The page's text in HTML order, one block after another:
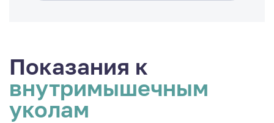
Показания к
внутримышеч­ным
уколам